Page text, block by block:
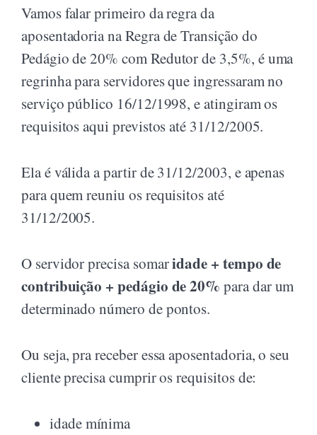
Vamos falar primeiro da regra da
aposentadoria na Regra de Transição do
Pedágio de 20% com Redutor de 3,5%, é uma
regrinha para servidores que ingressaram no
serviço público 16/12/1998, e atingiram os
requisitos aqui previstos até 31/12/2005.
Ela é válida a partir de 31/12/2003, e apenas
para quem reuniu os requisitos até
31/12/2005.
O servidor precisa somaridade + tempo de
contribuição + pedágio de 20% para dar um
determinado número de pontos.
Ou seja, pra receber essa aposentadoria, o seu
cliente precisa cumprir os requisitos de:
idade mínima